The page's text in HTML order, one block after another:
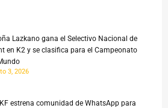
Lazkano gana el Selectivo Nacional de
en K2 y se clasifica para el Campeonato
3, 2026
estrena comunidad de WhatsApp para